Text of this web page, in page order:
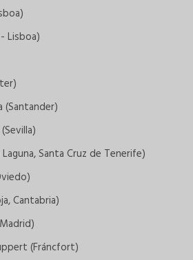
Lisboa)
(Santander)
Santa Cruz de Tenerife)
Cantabria)
(Fráncfort)